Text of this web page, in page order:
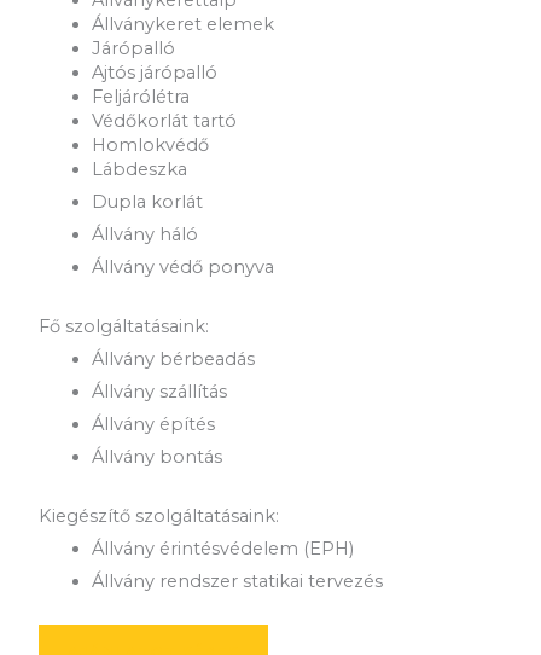
Állványkeret elemek
Járópalló
Ajtós járópalló
Feljárólétra
Védőkorlát tartó
Homlokvédő
Lábdeszka
Dupla korlát
Állvány háló
Állvány védő ponyva
Fő szolgáltatásaink:
Állvány bérbeadás
Állvány szállítás
Állvány építés
Állvány bontás
Kiegészítő szolgáltatásaink:
Állvány érintésvédelem (EPH)
Állvány rendszer statikai tervezés